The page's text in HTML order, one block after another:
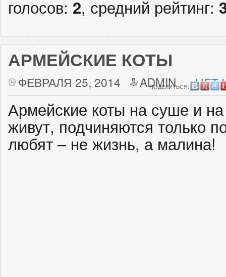
голосов: 2, средний рейтинг:
АРМЕЙСКИЕ КОТЫ
ФЕВРАЛЯ 25, 2014 ADMIN НЕТ
ПОДЕЛИТЬСЯ:
Армейские коты на суше и
живут, подчиняются только
любят – не жизнь, а малина!